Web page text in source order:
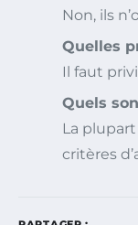
Non, ils
Quelles
Il faut
Quels
La
critères